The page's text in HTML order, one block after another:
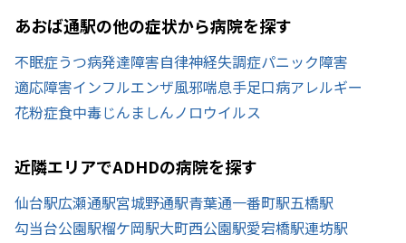
あおば通駅の他の症状から病院を探す
不眠症うつ病発達障害自律神経失調症パニック障害
適応障害インフルエンザ風邪喘息手足口病アレルギー
花粉症食中毒じんましんノロウイルス
近隣エリアでADHDの病院を探す
仙台駅広瀬通駅宮城野通駅青葉通一番町駅五橋駅
勾当台公園駅榴ケ岡駅大町西公園駅愛宕橋駅連坊駅